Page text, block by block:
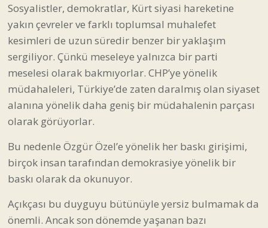
Sosyalistler, demokratlar, Kürt siyasi hareketine
yakın çevreler ve farklı toplumsal muhalefet
kesimleri de uzun süredir benzer bir yaklaşım
sergiliyor. Çünkü meseleye yalnızca bir parti
meselesi olarak bakmıyorlar. CHP’ye yönelik
müdahaleleri, Türkiye’de zaten daralmış olan siyaset
alanına yönelik daha geniş bir müdahalenin parçası
olarak görüyorlar.
Bu nedenle Özgür Özel’e yönelik her baskı girişimi,
birçok insan tarafından demokrasiye yönelik bir
baskı olarak da okunuyor.
Açıkçası bu duyguyu bütünüyle yersiz bulmamak da
önemli. Ancak son dönemde yaşanan bazı